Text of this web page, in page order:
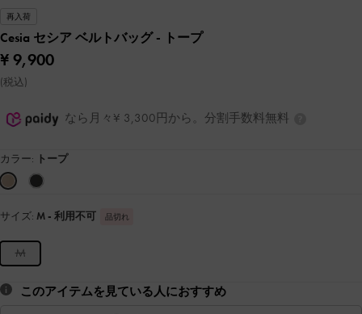
再入荷
Cesia セシア ベルトバッグ- トープ
¥ 9,900
(税込)
なら月々¥ 3,300円から。分割手数料無料
カラー: トープ
サイズ: M - 利用不可 品切れ
M
このアイテムを見ている人におすすめ